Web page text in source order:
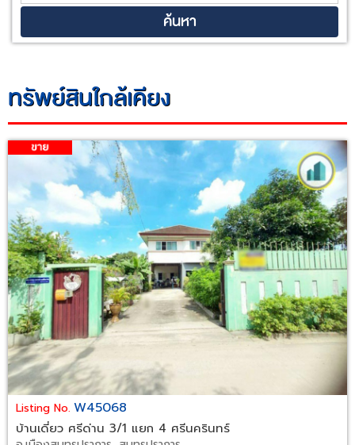
ทรัพย์สินใกล้เคียง
Listing No. W45068
บ้านเดี่ยว ศรีด่าน 3/1 แยก 4 ศรีนครินทร์